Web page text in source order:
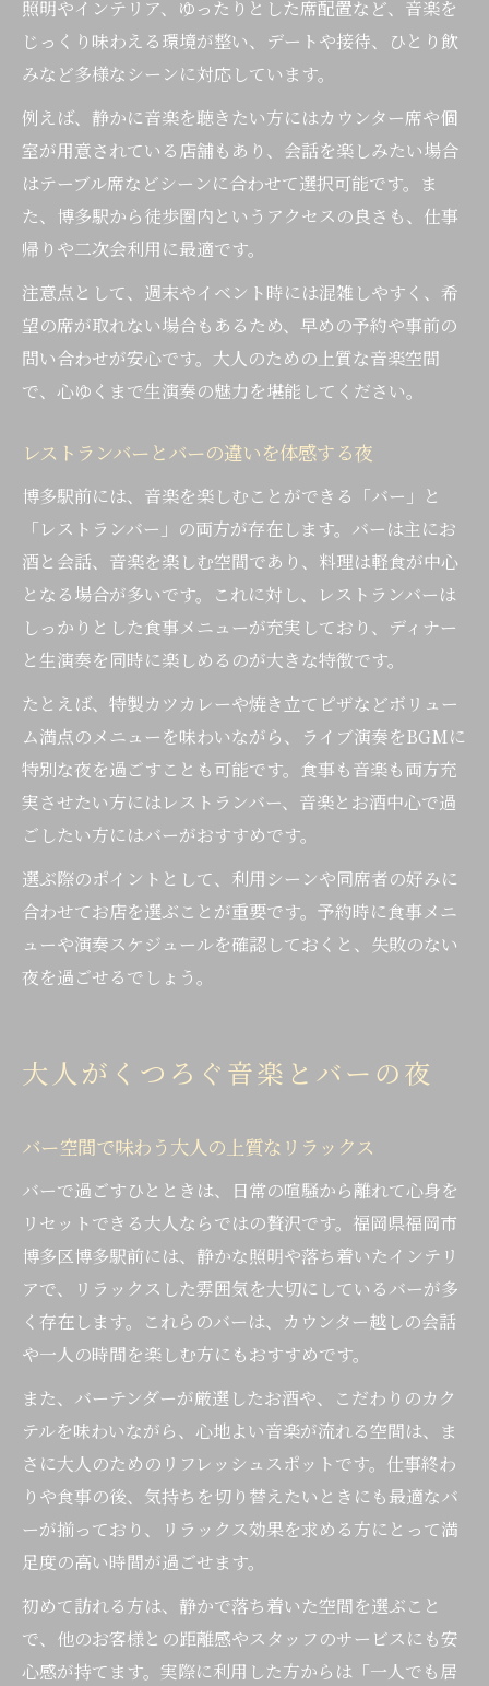
照明やインテリア、ゆったりとした席配置など、音楽を
じっくり味わえる環境が整い、デートや接待、ひとり飲
みなど多様なシーンに対応しています。
例えば、静かに音楽を聴きたい方にはカウンター席や個
室が用意されている店舗もあり、会話を楽しみたい場合
はテーブル席などシーンに合わせて選択可能です。ま
た、博多駅から徒歩圏内というアクセスの良さも、仕事
帰りや二次会利用に最適です。
注意点として、週末やイベント時には混雑しやすく、希
望の席が取れない場合もあるため、早めの予約や事前の
問い合わせが安心です。大人のための上質な音楽空間
で、心ゆくまで生演奏の魅力を堪能してください。
レストランバーとバーの違いを体感する夜
博多駅前には、音楽を楽しむことができる「バー」と
「レストランバー」の両方が存在します。バーは主にお
酒と会話、音楽を楽しむ空間であり、料理は軽食が中心
となる場合が多いです。これに対し、レストランバーは
しっかりとした食事メニューが充実しており、ディナー
と生演奏を同時に楽しめるのが大きな特徴です。
たとえば、特製カツカレーや焼き立てピザなどボリュー
ム満点のメニューを味わいながら、ライブ演奏をBGMに
特別な夜を過ごすことも可能です。食事も音楽も両方充
実させたい方にはレストランバー、音楽とお酒中心で過
ごしたい方にはバーがおすすめです。
選ぶ際のポイントとして、利用シーンや同席者の好みに
合わせてお店を選ぶことが重要です。予約時に食事メニ
ューや演奏スケジュールを確認しておくと、失敗のない
夜を過ごせるでしょう。
大人がくつろぐ音楽とバーの夜
バー空間で味わう大人の上質なリラックス
バーで過ごすひとときは、日常の喧騒から離れて心身を
リセットできる大人ならではの贅沢です。福岡県福岡市
博多区博多駅前には、静かな照明や落ち着いたインテリ
アで、リラックスした雰囲気を大切にしているバーが多
く存在します。これらのバーは、カウンター越しの会話
や一人の時間を楽しむ方にもおすすめです。
また、バーテンダーが厳選したお酒や、こだわりのカク
テルを味わいながら、心地よい音楽が流れる空間は、ま
さに大人のためのリフレッシュスポットです。仕事終わ
りや食事の後、気持ちを切り替えたいときにも最適なバ
ーが揃っており、リラックス効果を求める方にとって満
足度の高い時間が過ごせます。
初めて訪れる方は、静かで落ち着いた空間を選ぶこと
で、他のお客様との距離感やスタッフのサービスにも安
心感が持てます。実際に利用した方からは「一人でも居